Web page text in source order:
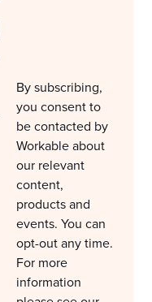
By subscribing,
you consent to
be contacted by
Workable about
our relevant
content,
products and
events. You can
opt-out any time.
For more
information